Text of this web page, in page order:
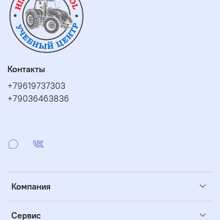
info@history-of-people.com
mail@history-of-people.com
Телефоны:+7 (4852) 26-65-08; 26-09-90
Дежурный круглосуточный телефон:
Преподаватель:Алексеева Дина Анатольевна
Компания
Сервис
Контакты
+79619737303
+79036463836